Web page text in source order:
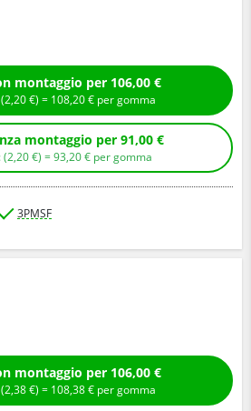
Compra con montaggio per 106,00 €
+ Ecotassa: (2,20€ ) = 108,20€ per gomma
Compra senza montaggio per 91,00 €
+ Ecotassa: (2,20€ ) =93,20€ per gomma
3PMSF
Compra con montaggio per 106,00 €
+ Ecotassa: (2,38€ ) = 108,38€ per gomma